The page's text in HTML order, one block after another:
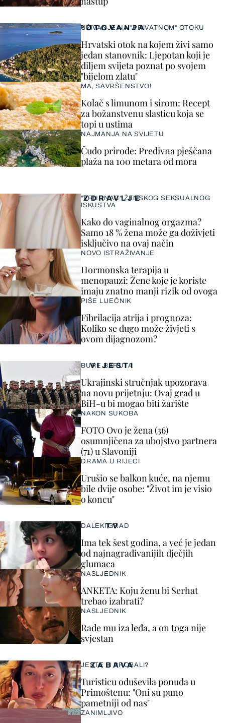
VIJESTI
BURE BARUTA
Ukrajinski stručnjak upozorava
na novu prijetnju: Ovaj grad u
BiH-u bi mogao biti žarište
NAKON SUKOBA
FOTO Ovo je žena (36)
osumnjičena za ubojstvo partnera
(71) u Slavoniji
DRAMA U RIJECI
Urušio se balkon kuće, na njemu
bile dvije osobe: "Život im je visio
o koncu"
ZDRAVLJE
"VRHUNAC" ŽENSKOG SEKSUALNOG
ISKUSTVA
Kako do vaginalnog orgazma?
Samo 18 % žena može ga doživjeti
isključivo na ovaj način
NOVO ISTRAŽIVANJE
Hormonska terapija u
menopauzi: Žene koje je koriste
imaju znatno manji rizik od ovoga
PIŠE LIJEČNIK
Fibrilacija atrija i prognoza:
Koliko se dugo može živjeti s
ovom dijagnozom?
ZABAVA
JESTE LI PROBALI?
Turisticu oduševila ponuda u
Primoštenu: "Oni su puno
pametniji od nas"
ZANIMLJIVO
TV
DALEKI GRAD
Ima tek šest godina, a već je jedan
od najnagrađivanijih dječjih
glumaca
NASLJEDNIK
ANKETA: Koju ženu bi Serhat
trebao izabrati?
NASLJEDNIK
Rade mu iza leđa, a on toga nije
svjestan
PUTOVANJA
UŽIVANJE NA "PRIVATNOM" OTOKU
Hrvatski otok na kojem živi samo
jedan stanovnik: Ljepotan koji je
diljem svijeta poznat po svojem
"bijelom zlatu"
MA, SAVRŠENSTVO!
Kolač s limunom i sirom: Recept
za božanstvenu slasticu koja se
topi u ustima
NAJMANJA NA SVIJETU
Čudo prirode: Predivna pješčana
plaža na 100 metara od mora